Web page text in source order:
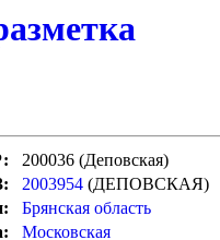
200036 (Деповская)
2003954 (ДЕПОВСКАЯ)
Брянская область
Московская